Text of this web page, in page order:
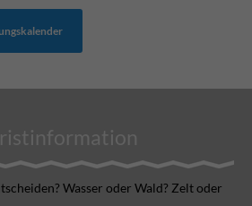
Wasser oder Wald? Zelt oder